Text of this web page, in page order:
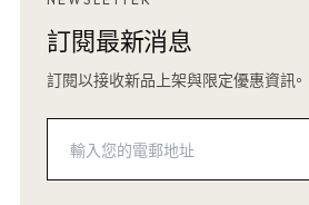
訂閱最新消息
訂閱以接收新品上架與限定優惠資訊。